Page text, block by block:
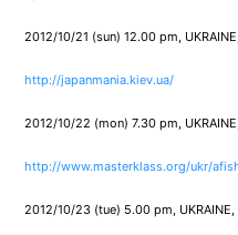
2012/10/21 (sun) 12.00 pm,
http://japanmania.kiev.ua/
2012/10/22 (mon) 7.30 pm,
http://www.masterklass.org/ukr/
2012/10/23 (tue) 5.00 pm,